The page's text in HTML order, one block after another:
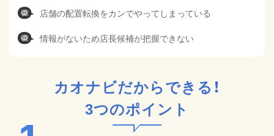
店舗の配置転換をカンでやってしまっている
情報がないため店長候補が把握できない
カオナビだからできる！
3つのポイント